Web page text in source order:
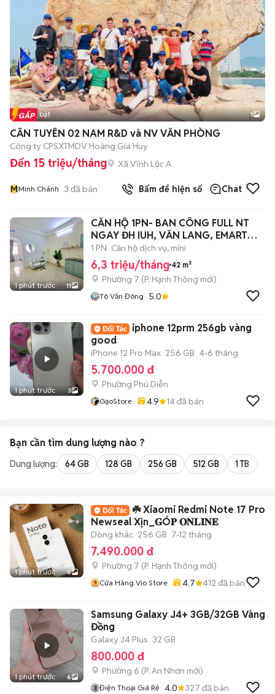
Tin nổi bật 1
CẦN TUYỂN 02 NAM R&D và NV VĂN PHÒNG
Công ty CPSXTMDV Hoàng Gia Huy
Đến 15 triệu/tháng Xã Vĩnh Lộc A
MMinh Chánh 3 đã bán Bấm để hiện số Chat
1 phút trước 11
CĂN HỘ 1PN- BAN CÔNG FULL NT
NGAY ĐH IUH, VĂN LANG, EMART
PVT
1 PN Căn hộ dịch vụ, mini
6,3 triệu/tháng 42 m²
Phường 7 (P. Hạnh Thông mới)
Tô Văn Đông 5.0
1 phút trước 3
iphone 12prm 256gb vàng
good
iPhone 12 Pro Max 256 GB 4-6 tháng
5.700.000 đ
Phường Phú Diễn
GạoStore 4.9 14đã bán
Bạn cần tìm dung lượng nào ?
Dung lượng: 64 GB 128 GB 256 GB 512 GB 1 TB
1 phút trước 6
☘️ Xiaomi Redmi Note 17 Pro
Newseal Xịn_𝐆Ó𝐏 𝐎𝐍𝐋𝐈𝐍𝐄
Dòng khác 256 GB 7-12 tháng
7.490.000 đ
Phường 7 (P. Hạnh Thông mới)
Cửa Hàng Vio Store 4.7 412 đã bán
1 phút trước 6
Samsung Galaxy J4+ 3GB/32GB Vàng
Đồng
Galaxy J4 Plus 32 GB
800.000 đ
Phường 6 (P. An Nhơn mới)
Điện Thoại Giá Rẻ 4.0 327 đã bán